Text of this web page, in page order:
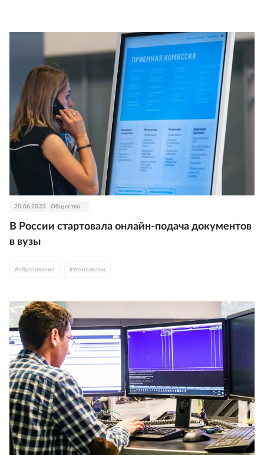
20.06.2023 Общество
В России стартовала онлайн-подача документов
в вузы
#образование #технологии